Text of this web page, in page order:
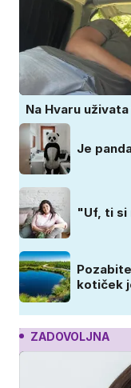
Na Hvaru
Je
"Uf, ti si
kotiček
ZADOVOLJNA